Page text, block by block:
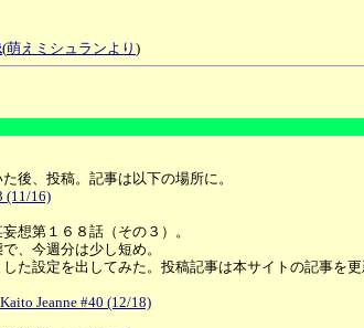
(萌えミシュランより)
後、投稿。記事は以下の場所に。
(11/16)
想第１６８話（その３）。
、今週分は少し短め。
た設定を出してみた。投稿記事は本サイトの記事を更
Jeanne #40 (12/18)